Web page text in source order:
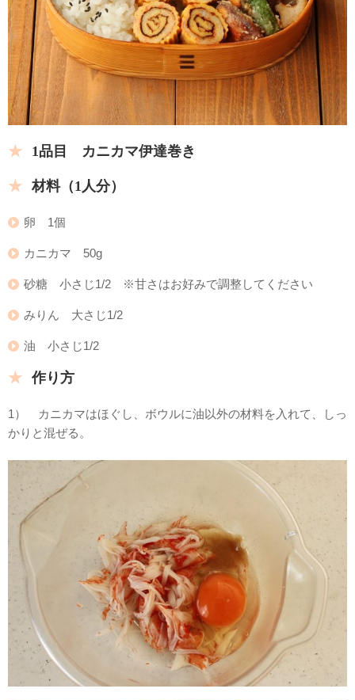
1品目 カニカマ伊達巻き
材料（1人分）
卵 1個
カニカマ 50g
砂糖 小さじ1/2 ※甘さはお好みで調整してください
みりん 大さじ1/2
油 小さじ1/2
作り方
1） カニカマはほぐし、ボウルに油以外の材料を入れて、しっ
かりと混ぜる。